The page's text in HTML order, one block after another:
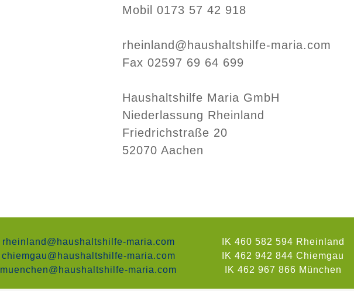
Mobil 0173 57 42 918
rheinland@haushaltshilfe-maria.com
Fax 02597 69 64 699
Haushaltshilfe Maria GmbH
Niederlassung Rheinland
Friedrichstraße 20
52070 Aachen
rheinland@haushaltshilfe-maria.com
chiemgau@haushaltshilfe-maria.com
muenchen@haushaltshilfe-maria.com
IK 460 582 594 Rheinland
IK 462 942 844 Chiemgau
IK 462 967 866 München